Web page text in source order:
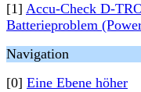
[1] Accu-Check D-
Batterieproblem
Navigation
[0] Eine Ebene höher